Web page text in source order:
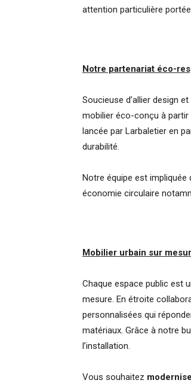
attention particulière
Notre partenariat éco-
Soucieuse d’allier design
mobilier éco-conçu à partir
lancée par Larbaletier en
durabilité.
Notre équipe est
économie circulaire
Mobilier urbain sur
Chaque espace public est
mesure. En étroite
personnalisées qui
matériaux. Grâce à notre
l’installation.
Vous souhaitez